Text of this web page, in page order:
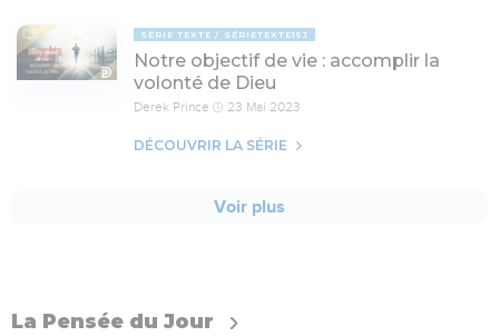
SÉRIE TEXTE SÉRIETEXTE15J
Notre objectif de vie : accomplir la
volonté de Dieu
Derek Prince 23 Mai 2023
DÉCOUVRIR LA SÉRIE
Voir plus
La Pensée du Jour